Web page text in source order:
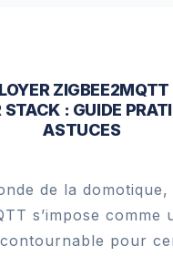
STACK : GUIDE
ASTUCES
de la domotique,
s’impose comme
pour